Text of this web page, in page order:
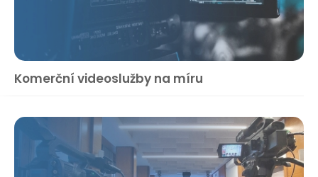
Komerční videoslužby na míru